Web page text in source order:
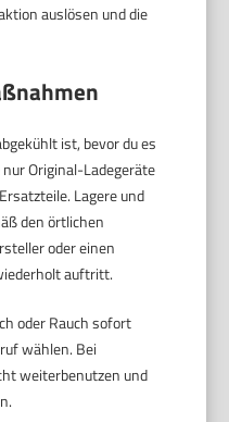
auslösen und die
ist, bevor du es
Original-Ladegeräte
Lagere und
den örtlichen
oder einen
auftritt.
oder Rauch sofort
wählen. Bei
weiterbenutzen und